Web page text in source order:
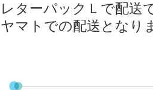
レターパックＬで配送
ヤマトでの配送となり